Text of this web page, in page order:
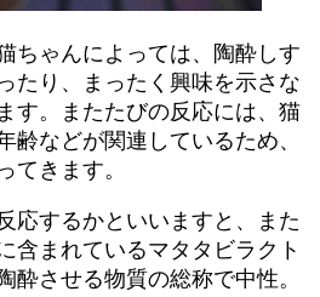
ちゃんによっては、陶酔しす
たり、まったく興味を示さな
す。またたびの反応には、猫
齢などが関連しているため、
てきます。
応するかといいますと、また
含まれているマタタビラクト
酔させる物質の総称で中性。